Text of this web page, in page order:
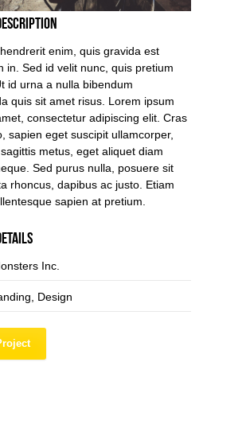
enim, quis gravida est
in. Sed id velit nunc, quis pretium
id urna a nulla bibendum
quis sit amet risus. Lorem ipsum
consectetur adipiscing elit. Cras
sapien eget suscipit ullamcorper,
metus, eget aliquet diam
Sed purus nulla, posuere sit
rhoncus, dapibus ac justo. Etiam
sapien at pretium.
Inc.
Design